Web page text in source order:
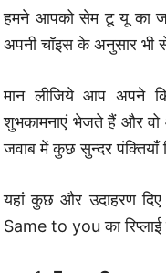
हमने आपको सेम टू यू का
अपनी चॉइस के अनुसार भी
मान लीजिये आप अपने
शुभकामनाएं भेजते हैं और वो
जवाब में कुछ सुन्दर
यहां कुछ और उदाहरण
Same to you का